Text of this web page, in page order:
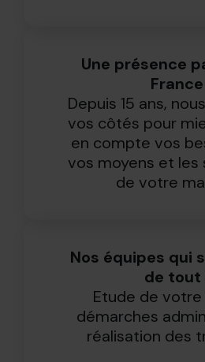
Une présence
France
Depuis 15 ans,
vos côtés pour
en compte vos
vos moyens et
de votre
Nos équipes qui
de tout
Etude de
démarches
réalisation des